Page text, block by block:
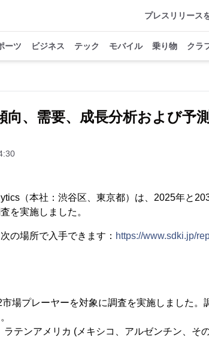
プレスリリース
ーツ ビジネス テック モバイル 乗り物 クラ
向、需要、成長分析および予
（本社：渋谷区、東京都）は、2025年と
を実施しました。
の場所で入手できます： https://www.sdki.jp/
場プレーヤーを対象に調査を実施しました。
テンアメリカ (メキシコ、アルゼンチン、そ